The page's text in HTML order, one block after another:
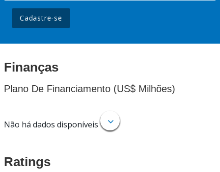
Cadastre-se
Finanças
Plano De Financiamento (US$ Milhões)
Não há dados disponíveis
Ratings